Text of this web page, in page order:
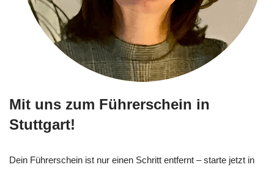
Mit uns zum Führerschein in
Stuttgart!
Dein Führerschein ist nur einen Schritt entfernt – starte jetzt in